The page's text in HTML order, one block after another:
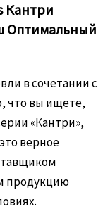
Кантри
Оптимальный
в сочетании с
что вы ищете,
«Кантри»,
верное
продукцию